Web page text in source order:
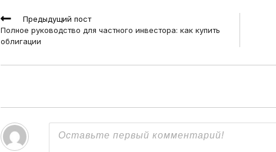
Read
more
articles
Предыдущий пост
Полное руководство для частного инвестора: как купить
облигации